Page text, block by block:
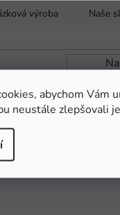
abychom Vám
neustále zlepšovali
výroba Naše